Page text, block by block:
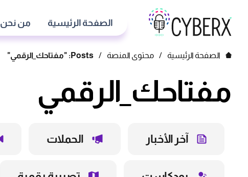
الصفحة الرئيسية من نحن
الصفحة الرئيسية / محتوى المنصة / Posts: "مفتاحك_الرقمي"
مفتاحك_الرقمي
آخر الأخبار الحملات